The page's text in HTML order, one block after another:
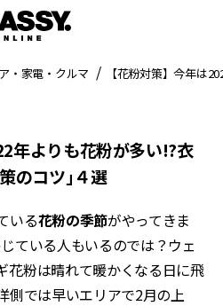
・家電・クルマ 【花粉対策】今年は
年よりも花粉が多い!?衣
のコツ」４選
いる花粉の季節がやってきま
ている人もいるのでは？ウェ
花粉は晴れて暖かくなる日に飛
側では早いエリアで2月の上